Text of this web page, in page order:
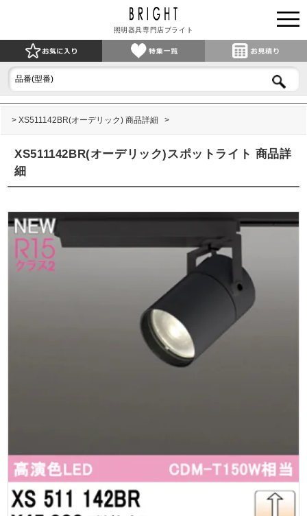
照明器具専門店ブライト
XS511142BR(オーデリック) 商品詳細
XS511142BR(オーデリック)スポットライト 商品詳
細